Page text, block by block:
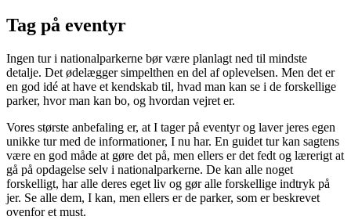
Tag på eventyr
Ingen tur i nationalparkerne bør være planlagt ned til mindste
detalje. Det ødelægger simpelthen en del af oplevelsen. Men det er
en god idé at have et kendskab til, hvad man kan se i de forskellige
parker, hvor man kan bo, og hvordan vejret er.
Vores største anbefaling er, at I tager på eventyr og laver jeres egen
unikke tur med de informationer, I nu har. En guidet tur kan sagtens
være en god måde at gøre det på, men ellers er det fedt og lærerigt at
gå på opdagelse selv i nationalparkerne. De kan alle noget
forskelligt, har alle deres eget liv og gør alle forskellige indtryk på
jer. Se alle dem, I kan, men ellers er de parker, som er beskrevet
ovenfor et must.